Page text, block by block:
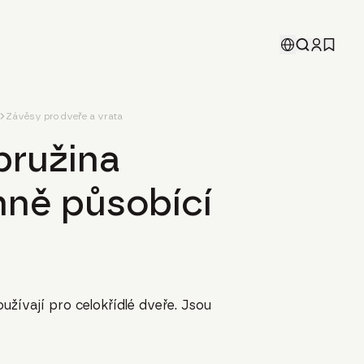
Závěsy pro dveře a vrata
působící
pro celokřídlé dveře. Jsou